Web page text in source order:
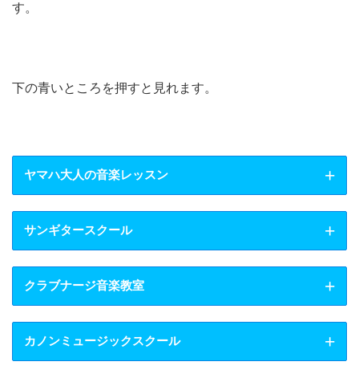
す。
下の青いところを押すと見れます。
ヤマハ大人の音楽レッスン
サンギタースクール
クラブナージ音楽教室
カノンミュージックスクール